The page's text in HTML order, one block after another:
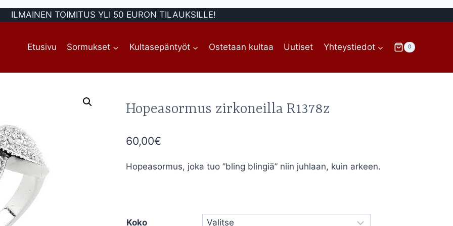
ILMAINEN TOIMITUS YLI 50 EURON TILAUKSILLE!
Etusivu Sormukset Kultasepäntyöt Ostetaan kultaa Uutiset Yhteystiedot 0
Hopeasormus zirkoneilla R1378z
60,00€
Hopeasormus, joka tuo ”bling blingiä” niin juhlaan, kuin arkeen.
Koko